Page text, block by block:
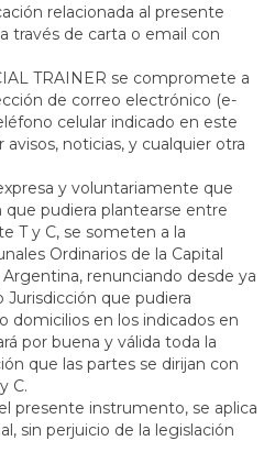
relacionada al presente
través de carta o email con
TRAINER se compromete a
de correo electrónico (e-
celular indicado en este
noticias, y cualquier otra
y voluntariamente que
que pudiera plantearse entre
T y C, se someten a la
Ordinarios de la Capital
Argentina, renunciando desde ya
que pudiera
domicilios en los indicados en
por buena y válida toda la
que las partes se dirijan con
C.
presente instrumento, se aplica
sin perjuicio de la legislación